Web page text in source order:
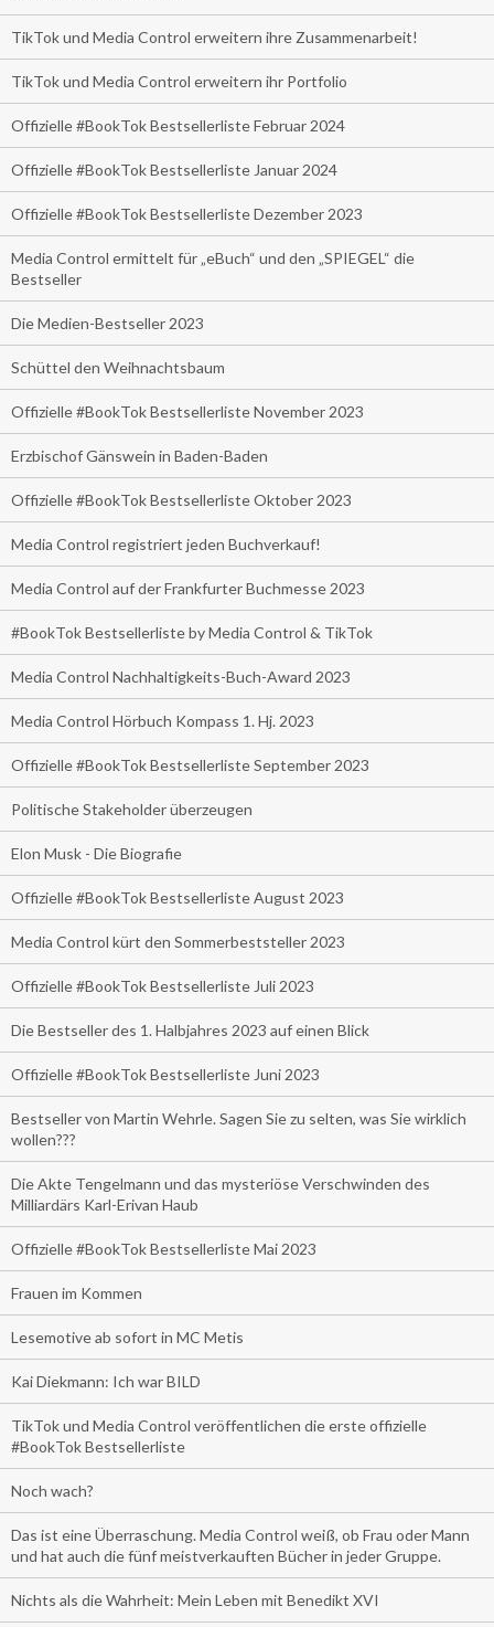
TikTok und Media Control erweitern ihre Zusammenarbeit!
TikTok und Media Control erweitern ihr Portfolio
Offizielle #BookTok Bestsellerliste Februar 2024
Offizielle #BookTok Bestsellerliste Januar 2024
Offizielle #BookTok Bestsellerliste Dezember 2023
Media Control ermittelt für „eBuch“ und den „SPIEGEL“ die
Bestseller
Die Medien-Bestseller 2023
Schüttel den Weihnachtsbaum
Offizielle #BookTok Bestsellerliste November 2023
Erzbischof Gänswein in Baden-Baden
Offizielle #BookTok Bestsellerliste Oktober 2023
Media Control registriert jeden Buchverkauf!
Media Control auf der Frankfurter Buchmesse 2023
#BookTok Bestsellerliste by Media Control & TikTok
Media Control Nachhaltigkeits-Buch-Award 2023
Media Control Hörbuch Kompass 1. Hj. 2023
Offizielle #BookTok Bestsellerliste September 2023
Politische Stakeholder überzeugen
Elon Musk - Die Biografie
Offizielle #BookTok Bestsellerliste August 2023
Media Control kürt den Sommerbeststeller 2023
Offizielle #BookTok Bestsellerliste Juli 2023
Die Bestseller des 1. Halbjahres 2023 auf einen Blick
Offizielle #BookTok Bestsellerliste Juni 2023
Bestseller von Martin Wehrle. Sagen Sie zu selten, was Sie wirklich
wollen???
Die Akte Tengelmann und das mysteriöse Verschwinden des
Milliardärs Karl-Erivan Haub
Offizielle #BookTok Bestsellerliste Mai 2023
Frauen im Kommen
Lesemotive ab sofort in MC Metis
Kai Diekmann: Ich war BILD
TikTok und Media Control veröffentlichen die erste offizielle
#BookTok Bestsellerliste
Noch wach?
Das ist eine Überraschung. Media Control weiß, ob Frau oder Mann
und hat auch die fünf meistverkauften Bücher in jeder Gruppe.
Nichts als die Wahrheit: Mein Leben mit Benedikt XVI